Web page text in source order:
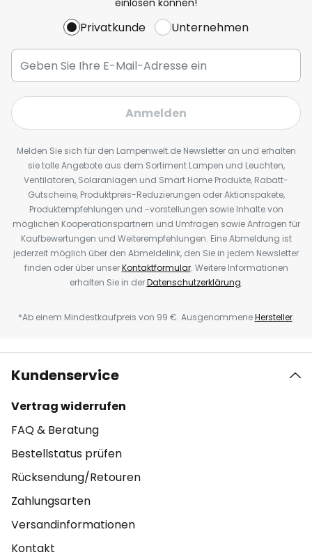
Privatkunde Unternehmen
Anmelden
Melden Sie sich für den Lampenwelt.de Newsletter an und erhalten
sie tolle Angebote aus dem Sortiment Lampen und Leuchten,
Ventilatoren, Solaranlagen und Smart Home Produkte, Rabatt-
Gutscheine, Produktpreis-Reduzierungen oder Aktionspakete,
Produktempfehlungen und -vorstellungen sowie Inhalte von
möglichen Kooperationspartnern und Umfragen sowie Anfragen für
Kaufbewertungen und Weiterempfehlungen. Eine Abmeldung ist
jederzeit möglich über den Abmeldelink, den Sie in jedem Newsletter
finden oder über unserKontaktformular. Weitere Informationen
erhalten Sie in derDatenschutzerklärung.
*Ab einem Mindestkaufpreis von 99 €. AusgenommeneHersteller.
Kundenservice
Vertrag widerrufen
FAQ & Beratung
Bestellstatus prüfen
Rücksendung/Retouren
Zahlungsarten
Versandinformationen
Kontakt